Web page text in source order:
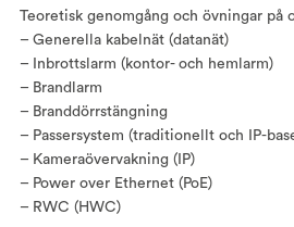
Teoretisk genomgång och övningar på
– Generella kabelnät (datanät)
– Inbrottslarm (kontor- och hemlarm)
– Brandlarm
– Branddörrstängning
– Passersystem (traditionellt och IP-
– Kameraövervakning (IP)
– Power over Ethernet (PoE)
– RWC (HWC)